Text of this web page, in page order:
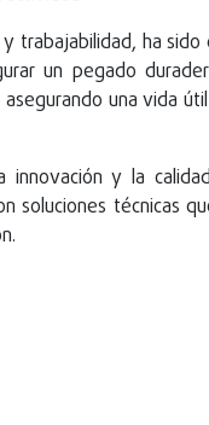
trabajabilidad, ha
un pegado
una vida
y la
soluciones técnicas